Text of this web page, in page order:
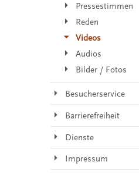
Pressestimmen
Reden
Videos
Audios
Bilder / Fotos
Besucherservice
Barrierefreiheit
Dienste
Impressum